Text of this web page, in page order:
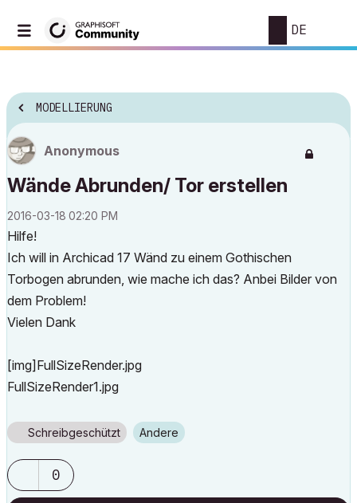
DE
MODELLIERUNG
Anonymous
Wände Abrunden/ Tor erstellen
‎2016-03-18 02:20 PM
Hilfe!
Ich will in Archicad 17 Wänd zu einem Gothischen
Torbogen abrunden, wie mache ich das? Anbei Bilder von
dem Problem!
Vielen Dank
[img]FullSizeRender.jpg
FullSizeRender1.jpg
Schreibgeschützt Andere
0